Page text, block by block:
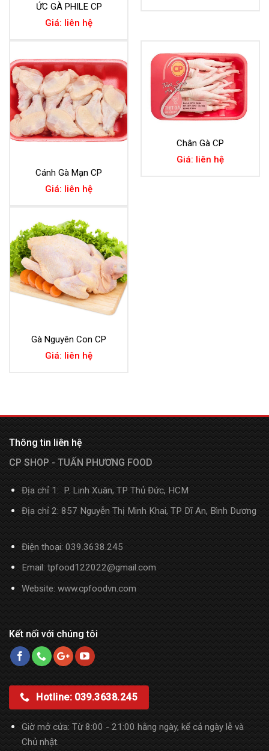
ỨC GÀ PHILE CP
Giá: liên hệ
Cánh Gà Mạn CP
Giá: liên hệ
Chân Gà CP
Giá: liên hệ
Gà Nguyên Con CP
Giá: liên hệ
Thông tin liên hệ
CP SHOP - TUẤN PHƯƠNG FOOD
Địa chỉ 1: P. Linh Xuân, TP Thủ Đức, HCM
Địa chỉ 2: 857 Nguyễn Thị Minh Khai, TP Dĩ An, Bình Dương
Điện thoại:039.3638.245
Email: tpfood122022@gmail.com
Website: www.cpfoodvn.com
Kết nối với chúng tôi
Hotline: 039.3638.245
Giờ mở cửa: Từ 8:00 - 21:00 hằng ngày, kể cả ngày lễ và
Chủ nhật.